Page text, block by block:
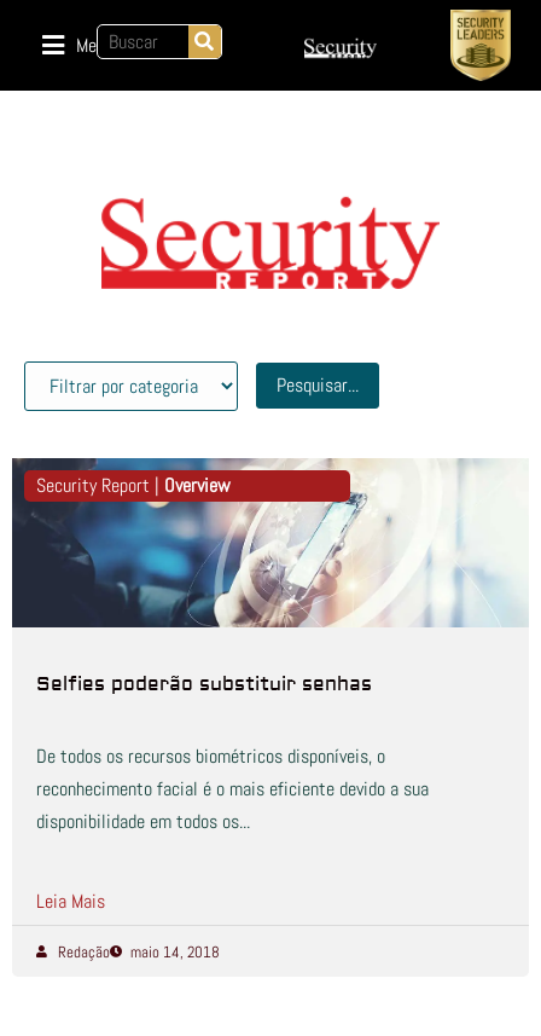
Menu
Pesquisar...
Security Report | Overview
Selfies poderão substituir senhas
De todos os recursos biométricos disponíveis, o
reconhecimento facial é o mais eficiente devido a sua
disponibilidade em todos os...
Leia Mais
Redação maio 14, 2018